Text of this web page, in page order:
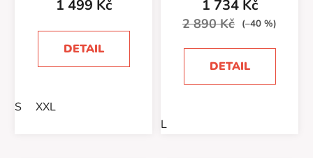
1 499 Kč
DETAIL
S XXL
1 734 Kč
2 890 Kč (–40 %)
DETAIL
L